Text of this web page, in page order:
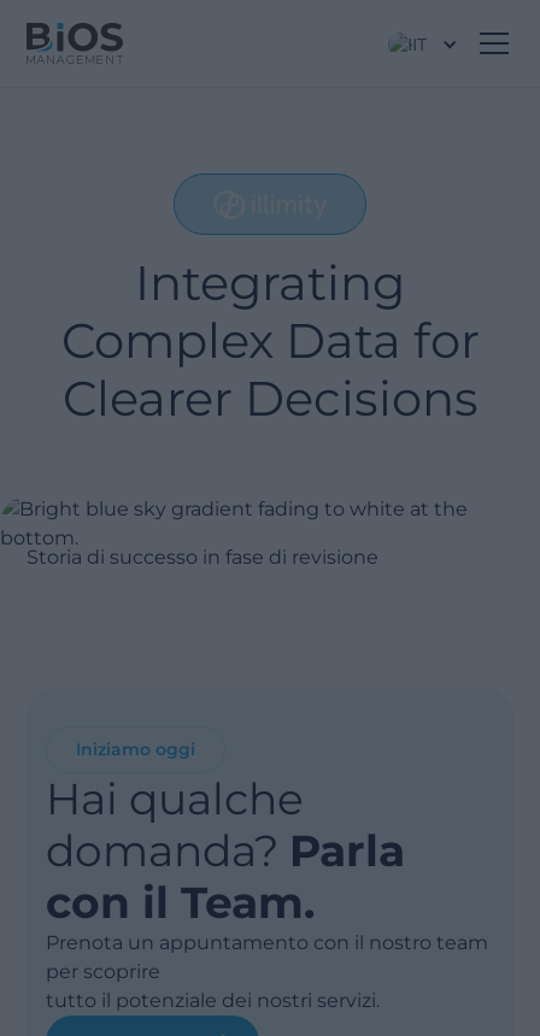
IT
Integrating
Complex Data for
Clearer Decisions
Storia di successo in fase di revisione
Iniziamo oggi
Hai qualche
domanda? Parla
con il Team.
Prenota un appuntamento con il nostro team
per scoprire
tutto il potenziale dei nostri servizi.